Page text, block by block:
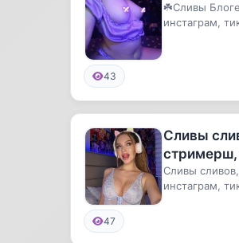
☘️Сливы
инстаграм,
43
Сливы
стримерш,
тикток,
Сливы
инстаграм,
47